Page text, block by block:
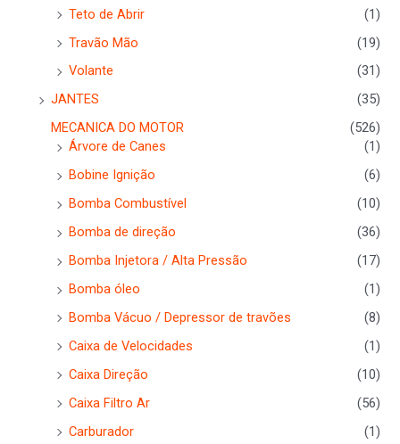
Teto de Abrir
(1)
Travão Mão
(19)
Volante
(31)
JANTES
(35)
MECANICA DO MOTOR
(526)
Árvore de Canes
(1)
Bobine Ignição
(6)
Bomba Combustível
(10)
Bomba de direção
(36)
Bomba Injetora / Alta Pressão
(17)
Bomba óleo
(1)
Bomba Vácuo / Depressor de travões
(8)
Caixa de Velocidades
(1)
Caixa Direção
(10)
Caixa Filtro Ar
(56)
Carburador
(1)